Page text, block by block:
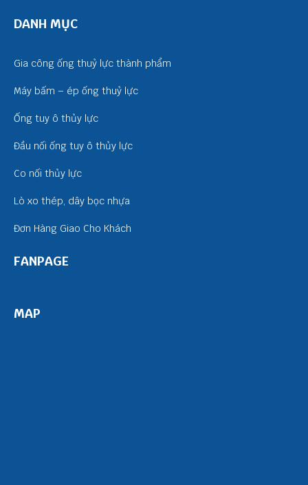
DANH MỤC
Gia công ống thuỷ lực thành phẩm
Máy bấm – ép ống thuỷ lực
Ống tuy ô thủy lực
Đầu nối ống tuy ô thủy lực
Co nối thủy lực
Lò xo thép, dây bọc nhựa
Đơn Hàng Giao Cho Khách
FANPAGE
MAP